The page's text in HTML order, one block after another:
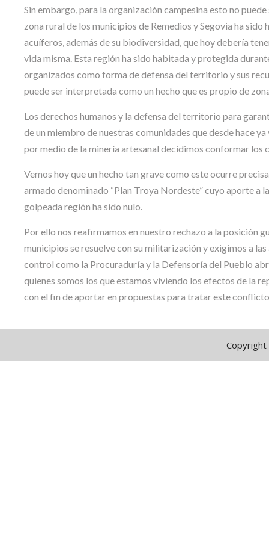
Sin embargo, para la organización campesina esto no
zona rural de los municipios de Remedios y Segovia ha
acuíferos, además de su biodiversidad, que hoy debería
vida misma. Esta región ha sido habitada y protegida
organizados como forma de defensa del territorio y sus
puede ser interpretada como un hecho que es propio de
Los derechos humanos y la defensa del territorio para
de un miembro de nuestras comunidades que desde hace
por medio de la minería artesanal decidimos conformar los
Vemos hoy que un hecho tan grave como este ocurre
armado denominado “Plan Troya Nordeste” cuyo aporte a
golpeada región ha sido nulo.
Por ello nos reafirmamos en nuestro rechazo a la posición
municipios se resuelve con su militarización y exigimos a
control como la Procuraduría y la Defensoría del Pueblo
quienes somos los que estamos viviendo los efectos de la
con el fin de aportar en propuestas para tratar este
Copyright